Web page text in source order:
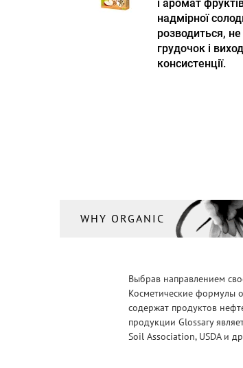
і аромат
надмірної
розводиться,
грудочок і
консистенції.
WHY ORGANIC
Выбрав направлением
Косметические формулы
содержат продуктов
продукции Glossary
Soil Association, USDA и